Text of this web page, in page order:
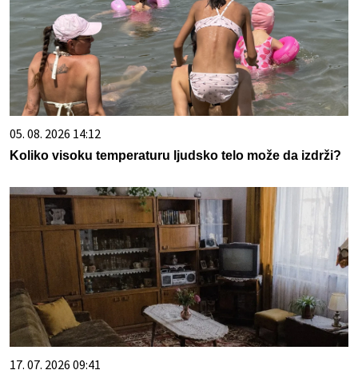
05. 08. 2026 14:12
Koliko visoku temperaturu ljudsko telo može da izdrži?
17. 07. 2026 09:41